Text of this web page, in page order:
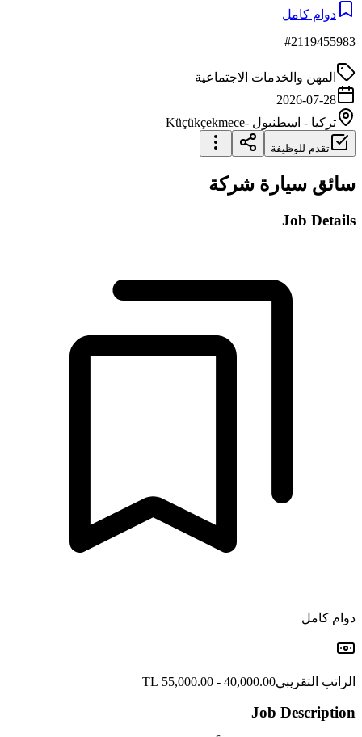
دوام كامل
#2119455983
المهن والخدمات الاجتماعية
2026-07-28
تركيا - اسطنبول -Küçükçekmece
تقدم للوظيفة
سائق سيارة شركة
Job Details
دوام كامل
الراتب التقريبي40,000.00 - 55,000.00 TL
Job Description